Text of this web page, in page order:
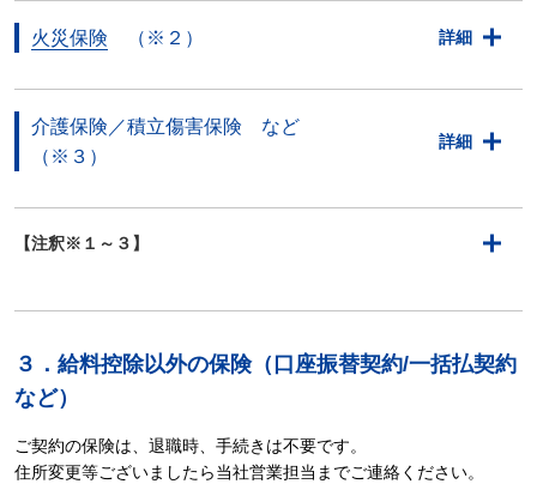
火災保険 （※２） 詳細
介護保険／積立傷害保険 など
（※３）
詳細
【注釈※１～３】
３．給料控除以外の保険（口座振替契約/一括払契約
など）
ご契約の保険は、退職時、手続きは不要です。
住所変更等ございましたら当社営業担当までご連絡ください。